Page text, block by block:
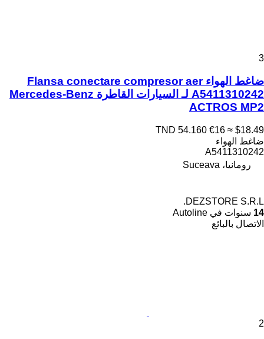
3
ضاغط الهواء Flansa conectare compresor aer
A5411310242 لـ السيارات القاطرة Mercedes-Benz
ACTROS MP2
TND 54.160 €16 ≈ $18.49
ضاغط الهواء
A5411310242
رومانيا، Suceava
DEZSTORE S.R.L.
14 سنوات في Autoline
الاتصال بالبائع
2